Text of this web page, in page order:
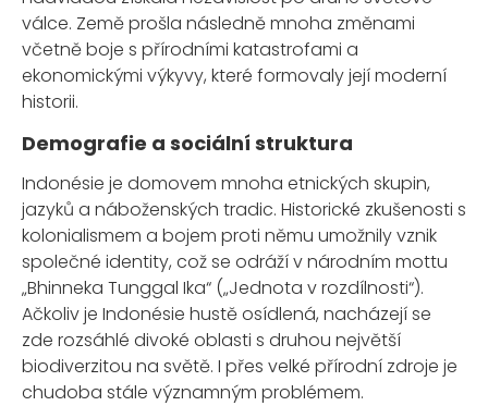
válce. Země prošla následně mnoha změnami
včetně boje s přírodními katastrofami a
ekonomickými výkyvy, které formovaly její moderní
historii.
Demografie a sociální struktura
Indonésie je domovem mnoha etnických skupin,
jazyků a náboženských tradic. Historické zkušenosti s
kolonialismem a bojem proti němu umožnily vznik
společné identity, což se odráží v národním mottu
„Bhinneka Tunggal Ika“ („Jednota v rozdílnosti“).
Ačkoliv je Indonésie hustě osídlená, nacházejí se
zde rozsáhlé divoké oblasti s druhou největší
biodiverzitou na světě. I přes velké přírodní zdroje je
chudoba stále významným problémem.